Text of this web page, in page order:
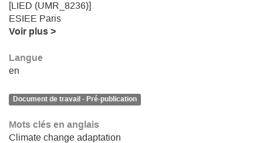
[LIED (UMR_8236)]
ESIEE Paris
Voir plus >
Langue
en
Document de travail - Pré-publication
Mots clés en anglais
Climate change adaptation